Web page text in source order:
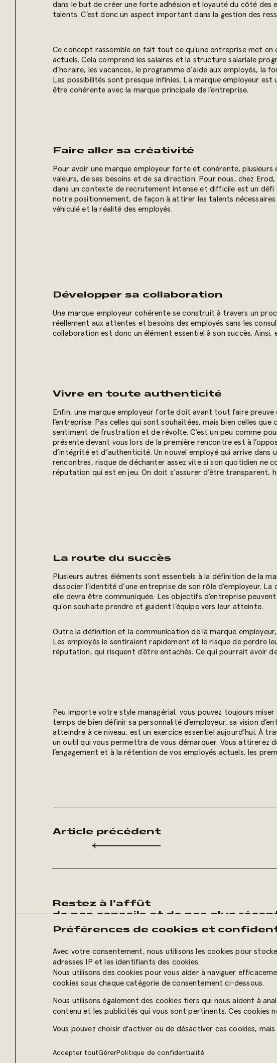
Préférences de cookies et
Avec votre consentement, nous utilisons les cookies pour
adresses IP et les identifiants des cookies.
Nous utilisons des cookies pour vous aider à naviguer
cookies sous chaque catégorie de consentement ci-dessous.
Nous utilisons également des cookies tiers qui nous aident à
contenu et les publicités qui vous sont pertinents. Ces cookies
Vous pouvez choisir d'activer ou de désactiver ces cookies,
Accepter toutGérerPolitique de confidentialité
dans le but de créer une forte adhésion et loyauté du côté des
talents.C’est donc un aspect important dans la gestion des
Ce concept rassemble en fait tout ce qu'une entreprise met
actuels. Cela comprend les salaires et la structure salariale
d’horaire, les vacances, le programme d’aide aux employés,
Les possibilités sont presque infinies. La marque employeur
être cohérente avec la marque principale de l’entreprise.
Faire aller sa créativité
Pour avoir une marque employeur forte et cohérente,
valeurs, de ses besoins et de sa direction. Pour nous, chez
dans un contexte de recrutement intense et difficile est un
notre positionnement, de façon à attirer les talents
véhiculé et la réalité des employés.
Développer sa collaboration
Une marque employeur cohérente se construit à travers un
réellement aux attentes et besoins des employés sans les
collaboration est donc un élément essentiel à son succès.
Vivre en toute authenticité
Enfin, une marque employeur forte doit avant tout faire preuve
l’entreprise. Pas celles qui sont souhaitées, mais bien celles
sentiment de frustration et de révolte. C’est un peu comme
présente devant vous lors de la première rencontre est à
d’intégrité et d’authenticité. Un nouvel employé qui arrive dans
rencontres, risque de déchanter assez vite si son quotidien ne
réputation qui est en jeu. On doit s’assurer d’être transparent,
La route du succès
Plusieurs autres éléments sont essentiels à la définition de la
dissocier l’identité d’une entreprise de son rôle d’employeur.
elle devra être communiquée. Les objectifs d’entreprise
qu'on souhaite prendre et guident l’équipe vers leur atteinte.
Outre la définition et la communication de la marque
Les employés le sentiraient rapidement et le risque de perdre
réputation, qui risquent d’être entachés. Ce qui pourrait avoir
Peu importe votre style managérial, vous pouvez toujours
temps de bien définir sa personnalité d’employeur, sa vision
atteindre à ce niveau, est un exercice essentiel aujourd’hui. À
un outil qui vous permettra de vous démarquer. Vous attirerez
l’engagement et à la rétention de vos employés actuels, les
Article précédent
Restez à l’affût
de nos conseils et de nos plus
publications :
© 2026 Erod agence créative – Tous droits réservés.